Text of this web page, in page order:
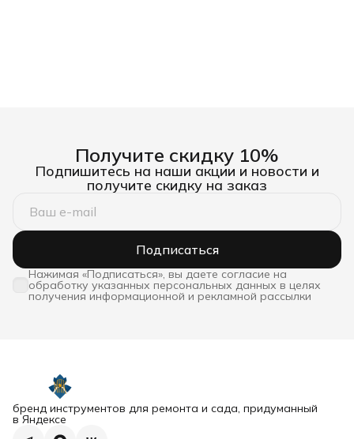
Получите скидку 10%
Подпишитесь на наши акции и новости и
получите скидку на заказ
Подписаться
Нажимая «Подписаться», вы даете согласие на
обработку указанных персональных данных в целях
получения информационной и рекламной рассылки
бренд инструментов для ремонта и сада, придуманный
в Яндексе